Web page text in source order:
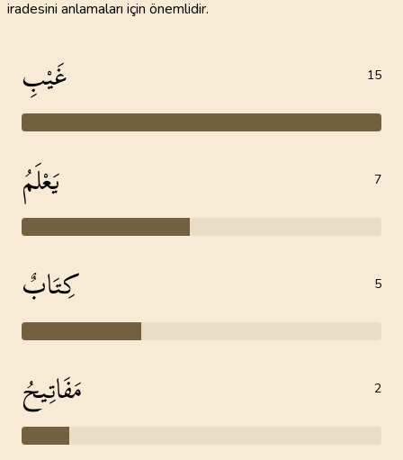
iradesini anlamaları için önemlidir.
غَيْبِ 15
يَعْلَمُ 7
كِتَابٌ 5
مَفَاتِيحُ 2